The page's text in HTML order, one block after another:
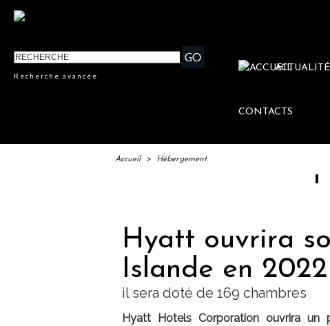
Recherche avancée
CONTACTS
Accueil > Hébergement
IFTM :
Hyatt ouvrira
Islande en 2022
il sera doté de 169 chambres
Hyatt Hotels Corporation ouvrira un